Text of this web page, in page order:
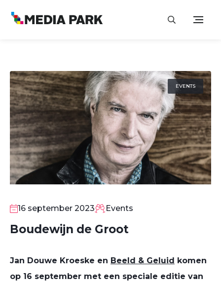
EVENTS
SEP
16 september 2023 Events
Boudewijn de Groot
Jan Douwe Kroeske en Beeld & Geluid komen
op 16 september met een speciale editie van